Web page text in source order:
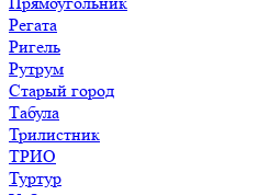
Регата
Ригель
Рутрум
Старый город
Табула
Трилистник
ТРИО
Туртур